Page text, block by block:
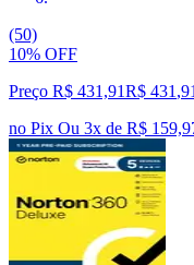
(50)
10% OFF
Preço R$ 431,91R$ 431 ,91
no Pix Ou 3x de R$